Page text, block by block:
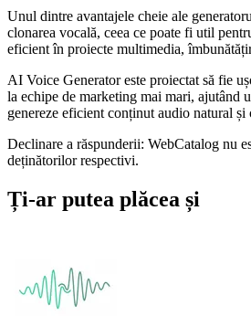
Unul dintre avantajele cheie ale
clonarea vocală, ceea ce poate fi util
eficient în proiecte multimedia,
AI Voice Generator este proiectat să fie
la echipe de marketing mai mari, ajutând
genereze eficient conținut audio natural
Declinare a răspunderii: WebCatalog nu
deținătorilor respectivi.
Ți-ar putea plăcea și